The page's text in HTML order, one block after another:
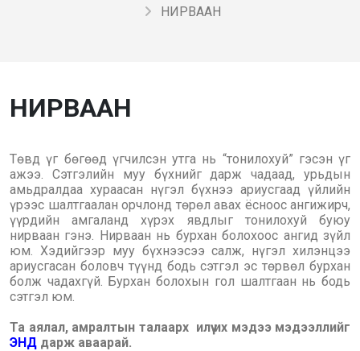
НИРВААН
НИРВААН
Төвд үг бөгөөд үгчилсэн утга нь “тонилохуй” гэсэн үг
ажээ. Сэтгэлийн муу бүхнийг дарж чадаад, урьдын
амьдралдаа хураасан нүгэл бүхнээ ариусгаад үйлийн
үрээс шалтгаалан орчлонд төрөл авах ёсноос ангижирч,
үүрдийн амгаланд хүрэх явдлыг тонилохуй буюу
нирваан гэнэ. Нирваан нь бурхан болохоос ангид зүйл
юм. Хэдийгээр муу бүхнээсээ салж, нүгэл хилэнцээ
ариусгасан боловч түүнд бодь сэтгэл эс төрвөл бурхан
болж чадахгүй. Бурхан болохын гол шалтгаан нь бодь
сэтгэл юм.
Та аялал, амралтын талаарх илүү их мэдээ мэдээллийг
ЭНД дарж аваарай.